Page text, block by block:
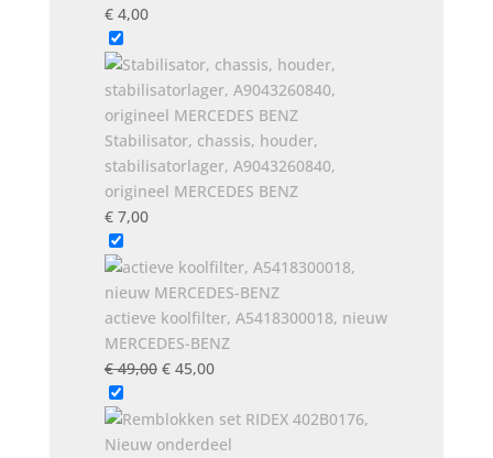
€4,00
Stabilisator, chassis, houder,
stabilisatorlager, A9043260840,
origineel MERCEDES BENZ
€7,00
actieve koolfilter, A5418300018, nieuw
MERCEDES-BENZ
€49,00 Oorspronkelijke
was:
€ 49,00.
€45,00Huidige
is:
€ 45,00.